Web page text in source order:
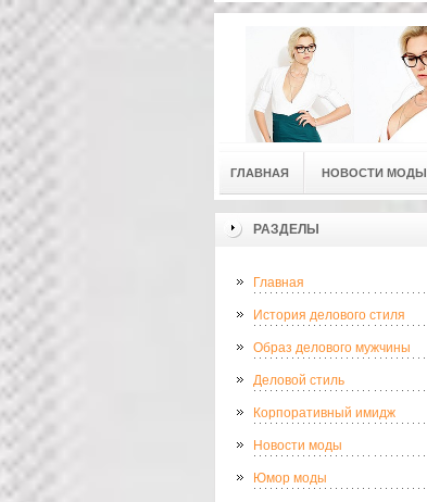
ГЛАВНАЯ НОВОСТИ МОДЫ
РАЗДЕЛЫ
Главная
История делового стиля
Образ делового мужчины
Деловой стиль
Корпоративный имидж
Новости моды
Юмор моды